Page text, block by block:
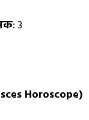
: 3
Horoscope)